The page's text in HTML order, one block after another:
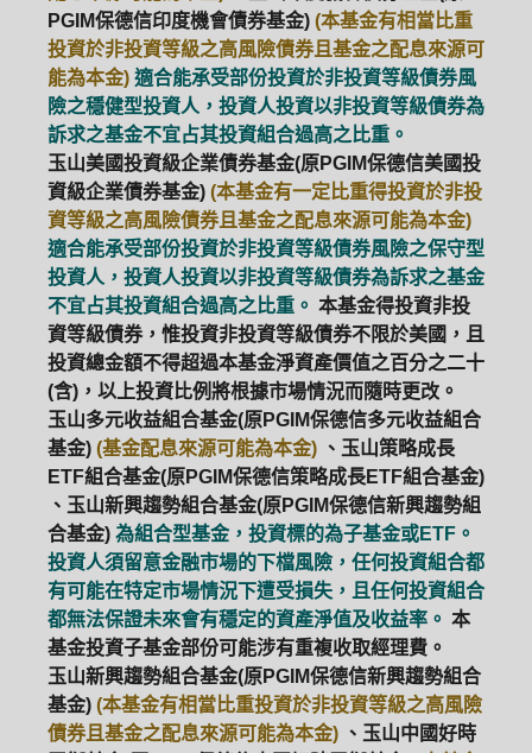
PGIM保德信印度機會債券基金) (本基金有相當比重
投資於非投資等級之高風險債券且基金之配息來源可
能為本金) 適合能承受部份投資於非投資等級債券風
險之穩健型投資人，投資人投資以非投資等級債券為
訴求之基金不宜占其投資組合過高之比重。
玉山美國投資級企業債券基金(原PGIM保德信美國投
資級企業債券基金) (本基金有一定比重得投資於非投
資等級之高風險債券且基金之配息來源可能為本金)
適合能承受部份投資於非投資等級債券風險之保守型
投資人，投資人投資以非投資等級債券為訴求之基金
不宜占其投資組合過高之比重。 本基金得投資非投
資等級債券，惟投資非投資等級債券不限於美國，且
投資總金額不得超過本基金淨資產價值之百分之二十
(含)，以上投資比例將根據市場情況而隨時更改。
玉山多元收益組合基金(原PGIM保德信多元收益組合
基金) (基金配息來源可能為本金) 、玉山策略成長
ETF組合基金(原PGIM保德信策略成長ETF組合基金)
、玉山新興趨勢組合基金(原PGIM保德信新興趨勢組
合基金) 為組合型基金，投資標的為子基金或ETF。
投資人須留意金融市場的下檔風險，任何投資組合都
有可能在特定市場情況下遭受損失，且任何投資組合
都無法保證未來會有穩定的資產淨值及收益率。 本
基金投資子基金部份可能涉有重複收取經理費。
玉山新興趨勢組合基金(原PGIM保德信新興趨勢組合
基金) (本基金有相當比重投資於非投資等級之高風險
債券且基金之配息來源可能為本金) 、玉山中國好時